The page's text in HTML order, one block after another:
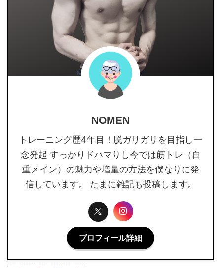
NOMEN
トレーニング歴4年目！脱ガリガリを目指し一
念発起 すっかりドハマりし今では筋トレ（自
重メイン）の魅力や増量の方法を僕なりに発
信しています。 たまに雑記も投稿します。
プロフィール詳細